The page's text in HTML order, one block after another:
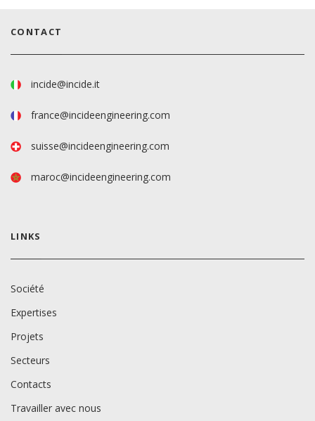
CONTACT
incide@incide.it
france@incideengineering.com
suisse@incideengineering.com
maroc@incideengineering.com
LINKS
Société
Expertises
Projets
Secteurs
Contacts
Travailler avec nous